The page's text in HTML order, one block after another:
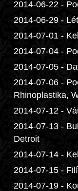
2014-06-22 -
2014-06-29 -
2014-07-01 -
2014-07-04 -
2014-07-05 -
2014-07-06 -
Rhinoplastika,
2014-07-12 -
2014-07-13 -
Detroit
2014-07-14 -
2014-07-15 -
2014-07-19 -